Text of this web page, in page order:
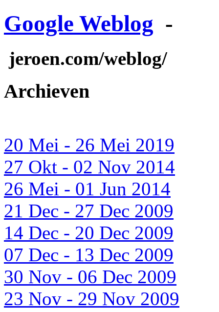
Google Weblog -
jeroen.com/weblog/
Archieven
20 Mei - 26 Mei 2019
27 Okt - 02 Nov 2014
26 Mei - 01 Jun 2014
21 Dec - 27 Dec 2009
14 Dec - 20 Dec 2009
07 Dec - 13 Dec 2009
30 Nov - 06 Dec 2009
23 Nov - 29 Nov 2009